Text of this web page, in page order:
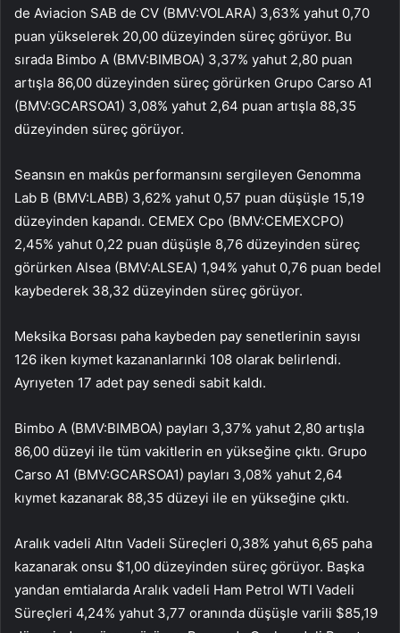
de Aviacion SAB de CV (BMV:VOLARA) 3,63% yahut 0,70
puan yükselerek 20,00 düzeyinden süreç görüyor. Bu
sırada Bimbo A (BMV:BIMBOA) 3,37% yahut 2,80 puan
artışla 86,00 düzeyinden süreç görürken Grupo Carso A1
(BMV:GCARSOA1) 3,08% yahut 2,64 puan artışla 88,35
düzeyinden süreç görüyor.
Seansın en makûs performansını sergileyen Genomma
Lab B (BMV:LABB) 3,62% yahut 0,57 puan düşüşle 15,19
düzeyinden kapandı. CEMEX Cpo (BMV:CEMEXCPO)
2,45% yahut 0,22 puan düşüşle 8,76 düzeyinden süreç
görürken Alsea (BMV:ALSEA) 1,94% yahut 0,76 puan bedel
kaybederek 38,32 düzeyinden süreç görüyor.
Meksika Borsası paha kaybeden pay senetlerinin sayısı
126 iken kıymet kazananlarınki 108 olarak belirlendi.
Ayrıyeten 17 adet pay senedi sabit kaldı.
Bimbo A (BMV:BIMBOA) payları 3,37% yahut 2,80 artışla
86,00 düzeyi ile tüm vakitlerin en yükseğine çıktı. Grupo
Carso A1 (BMV:GCARSOA1) payları 3,08% yahut 2,64
kıymet kazanarak 88,35 düzeyi ile en yükseğine çıktı.
Aralık vadeli Altın Vadeli Süreçleri 0,38% yahut 6,65 paha
kazanarak onsu $1,00 düzeyinden süreç görüyor. Başka
yandan emtialarda Aralık vadeli Ham Petrol WTI Vadeli
Süreçleri 4,24% yahut 3,77 oranında düşüşle varili $85,19